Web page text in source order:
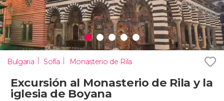
Bulgaria Sofía Monasterio de Rila
Excursión al Monasterio de Rila y la
iglesia de Boyana